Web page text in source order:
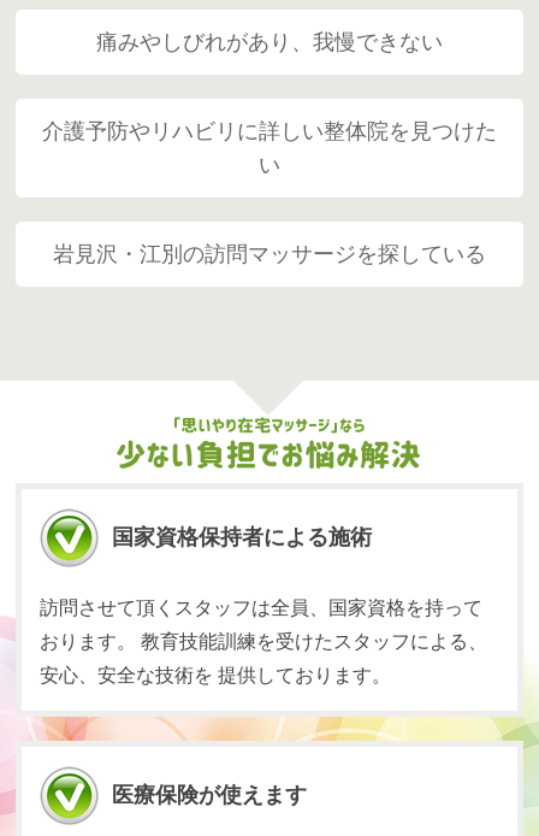
痛みやしびれがあり、我慢できない
介護予防やリハビリに詳しい整体院を見つけた
い
岩見沢・江別の訪問マッサージを探している
国家資格保持者による施術
訪問させて頂くスタッフは全員、国家資格を持って
おります。 教育技能訓練を受けたスタッフによる、
安心、安全な技術を 提供しております。
医療保険が使えます